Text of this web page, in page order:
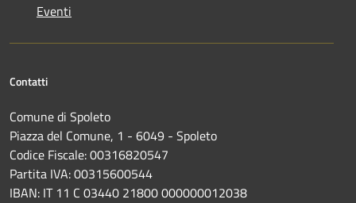
Eventi
Contatti
Comune di Spoleto
Piazza del Comune, 1 - 6049 - Spoleto
Codice Fiscale: 00316820547
Partita IVA: 00315600544
IBAN: IT 11 C 03440 21800 000000012038